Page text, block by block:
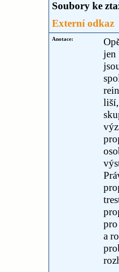
Soubory ke
Externí odkaz
Anotace:
jen
a